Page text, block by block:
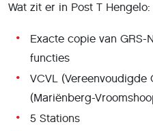
Wat zit er in Post T Hengelo:
Exacte copie van GRS-
functies
VCVL (Vereenvoudigde
(Mariënberg-
5 Stations